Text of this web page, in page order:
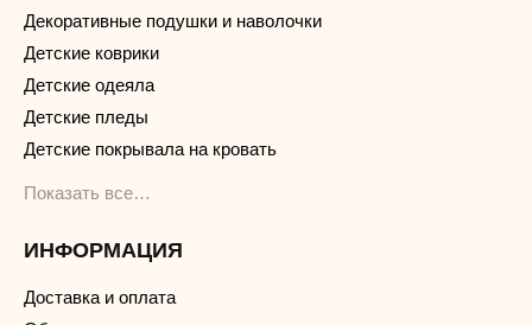
Декоративные подушки и наволочки
Детские коврики
Детские одеяла
Детские пледы
Детские покрывала на кровать
Показать все…
ИНФОРМАЦИЯ
Доставка и оплата